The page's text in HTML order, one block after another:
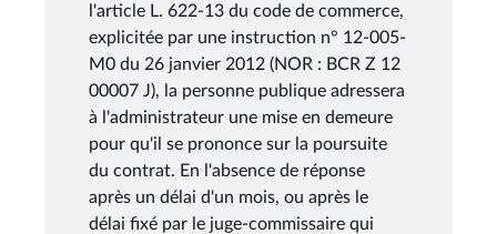
l'article L. 622-13 du code de commerce,
explicitée par une instruction n° 12-005-
M0 du 26 janvier 2012 (NOR : BCR Z 12
00007 J), la personne publique adressera
à l'administrateur une mise en demeure
pour qu'il se prononce sur la poursuite
du contrat. En l'absence de réponse
après un délai d'un mois, ou après le
délai fixé par le juge-commissaire qui